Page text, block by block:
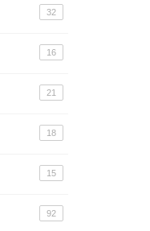
32
16
21
18
15
92